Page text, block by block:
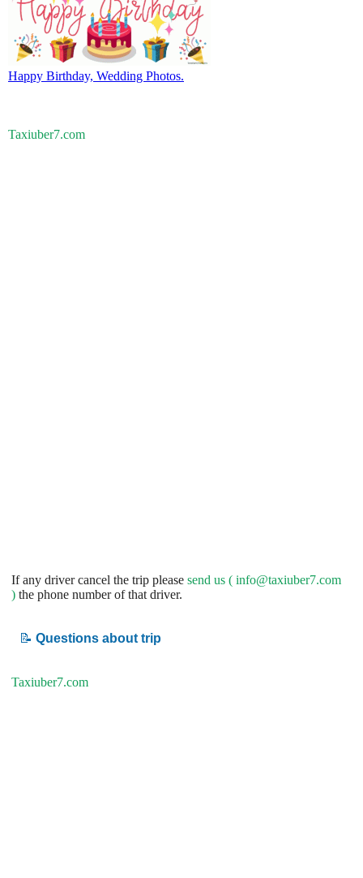
Happy Birthday, Wedding Photos.
Taxiuber7.com
If any driver cancel the trip please send us ( info@taxiuber7.com
) the phone number of that driver.
📝 Questions about trip
Taxiuber7.com